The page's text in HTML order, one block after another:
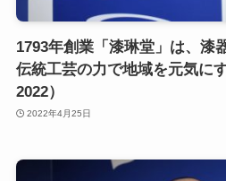
1793年創業「漆琳堂」は、漆
伝統工芸の力で地域を元気に
2022）
2022年4月25日